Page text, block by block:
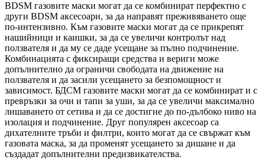
BDSM газовите маски могат да се комбинират перфектно с
други BDSM аксесоари, за да направят преживяването още
по-интензивно. Към газовите маски могат да се прикрепят
нашийници и каишки, за да се увеличи контролът над
ползвателя и да му се даде усещане за пълно подчинение.
Комбинацията с фиксиращи средства и вериги може
допълнително да ограничи свободата на движение на
ползвателя и да засили усещането за безпомощност и
зависимост. БДСМ газовите маски могат да се комбинират и с
превръзки за очи и тапи за уши, за да се увеличи максимално
лишаването от сетива и да се достигне до по-дълбоко ниво на
изолация и подчинение. Друг популярен аксесоар са
дихателните тръби и филтри, които могат да се свържат към
газовата маска, за да променят усещането за дишане и да
създадат допълнителни предизвикателства.